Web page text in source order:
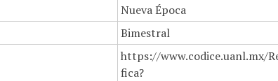
Nueva Época
Bimestral
https://www.codice.uanl.mx/
fica?